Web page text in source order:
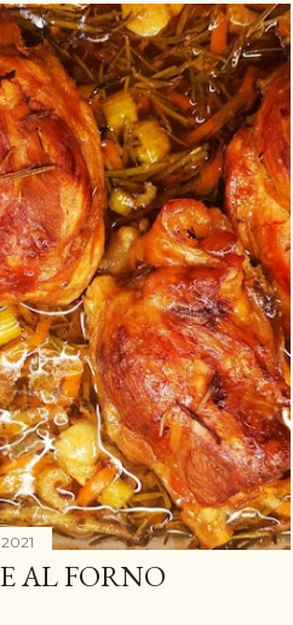
AL FORNO